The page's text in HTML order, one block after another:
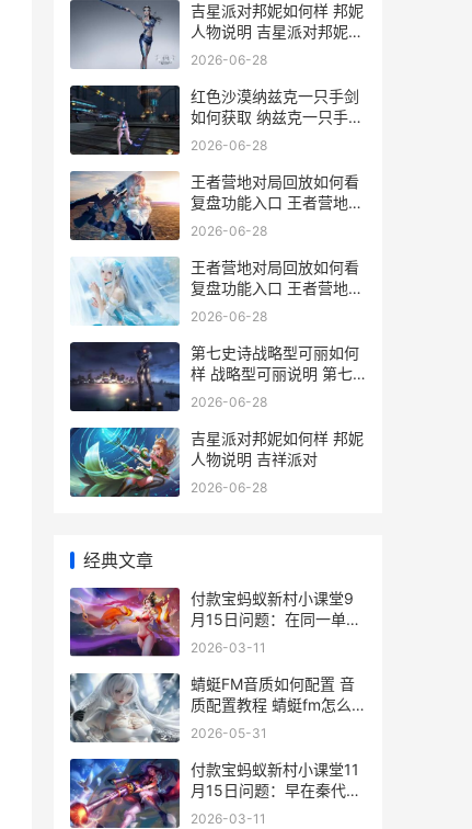
吉星派对邦妮如何样 邦妮
人物说明 吉星派对邦妮如
何变身
2026-06-28
红色沙漠纳兹克一只手剑
如何获取 纳兹克一只手剑
获取地点和流程 红色沙漠
2026-06-28
王者营地对局回放如何看
复盘功能入口 王者营地的
对局回顾怎么没了
2026-06-28
王者营地对局回放如何看
复盘功能入口 王者营地对
局回放在哪看
2026-06-28
第七史诗战略型可丽如何
样 战略型可丽说明 第七
史诗战斗机制
2026-06-28
吉星派对邦妮如何样 邦妮
人物说明 吉祥派对
2026-06-28
经典文章
​付款宝蚂蚁新村小课堂9
月15日问题：在同一单位
工作满多少年，可以签订
2026-03-11
蜻蜓FM音质如何配置 音
质配置教程 蜻蜓fm怎么
调频到90
2026-05-31
付款宝蚂蚁新村小课堂11
月15日问题：早在秦代，
快递业就有准入门槛，以
2026-03-11